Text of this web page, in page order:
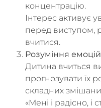
концентрацію.
Інтерес активує
перед виступом,
вчитися.
Розуміння емоцій
Дитина вчиться
прогнозувати їх
складних
«Мені і радісно,